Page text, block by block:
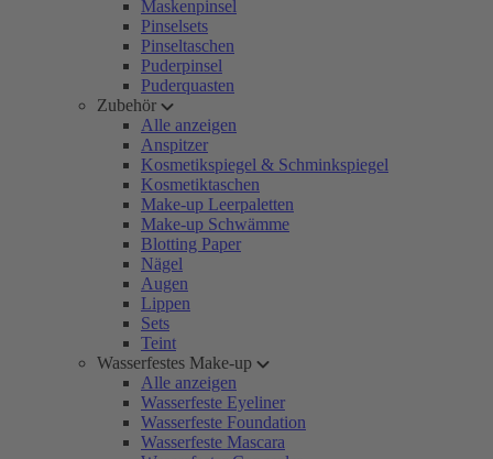
Maskenpinsel
Pinselsets
Pinseltaschen
Puderpinsel
Puderquasten
Zubehör
Alle anzeigen
Anspitzer
Kosmetikspiegel & Schminkspiegel
Kosmetiktaschen
Make-up Leerpaletten
Make-up Schwämme
Blotting Paper
Nägel
Augen
Lippen
Sets
Teint
Wasserfestes Make-up
Alle anzeigen
Wasserfeste Eyeliner
Wasserfeste Foundation
Wasserfeste Mascara